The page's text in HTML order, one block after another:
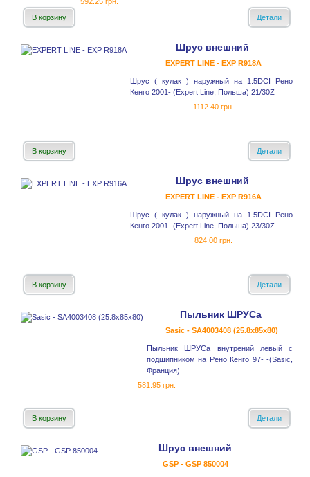
В корзину
Детали
Шрус внешний
EXPERT LINE - EXP R918A
Шрус ( кулак ) наружный на 1.5DCI Рено
Кенго 2001- (Expert Line, Польша) 21/30Z
1112.40 грн.
В корзину Детали
Шрус внешний
EXPERT LINE - EXP R916A
Шрус ( кулак ) наружный на 1.5DCI Рено
Кенго 2001- (Expert Line, Польша) 23/30Z
824.00 грн.
В корзину Детали
Пыльник ШРУСа
Sasic - SA4003408 (25.8x85x80)
Пыльник ШРУСа внутрений левый с
подшипником на Рено Кенго 97- -(Sasic,
Франция)
581.95 грн.
В корзину Детали
Шрус внешний
GSP - GSP 850004